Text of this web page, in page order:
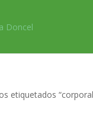
etiquetados